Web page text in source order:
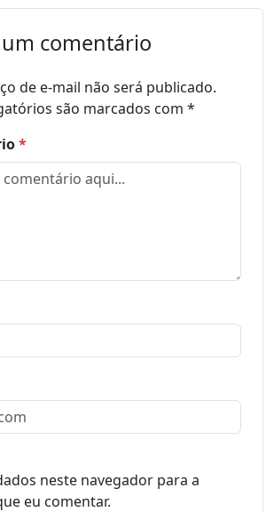
comentário
de e-mail não será publicado.
são marcados com *
*
neste navegador para a
eu comentar.